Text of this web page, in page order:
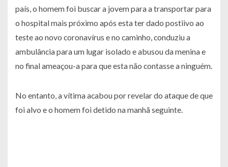
país, o homem foi buscar a jovem para a transportar para
o hospital mais próximo após esta ter dado postiivo ao
teste ao novo coronavírus e no caminho, conduziu a
ambulância para um lugar isolado e abusou da menina e
no final ameaçou-a para que esta não contasse a ninguém.
No entanto, a vítima acabou por revelar do ataque de que
foi alvo e o homem foi detido na manhã seguinte.